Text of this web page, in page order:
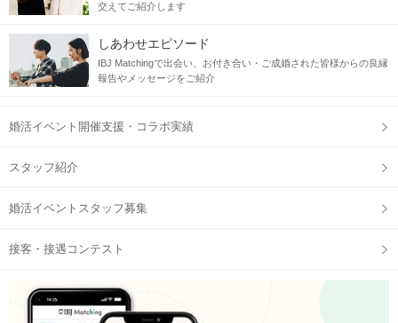
交えてご紹介します
しあわせエピソード
IBJ Matchingで出会い、お付き合い・ご成婚された皆様からの良縁
報告やメッセージをご紹介
婚活イベント開催支援・コラボ実績
スタッフ紹介
婚活イベントスタッフ募集
接客・接遇コンテスト